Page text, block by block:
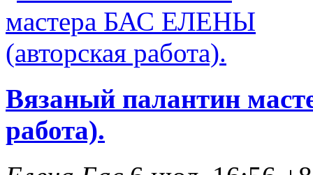
Вязаный палантин
работа).